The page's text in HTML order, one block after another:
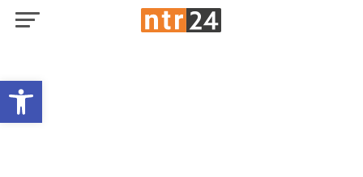
Open toolbar